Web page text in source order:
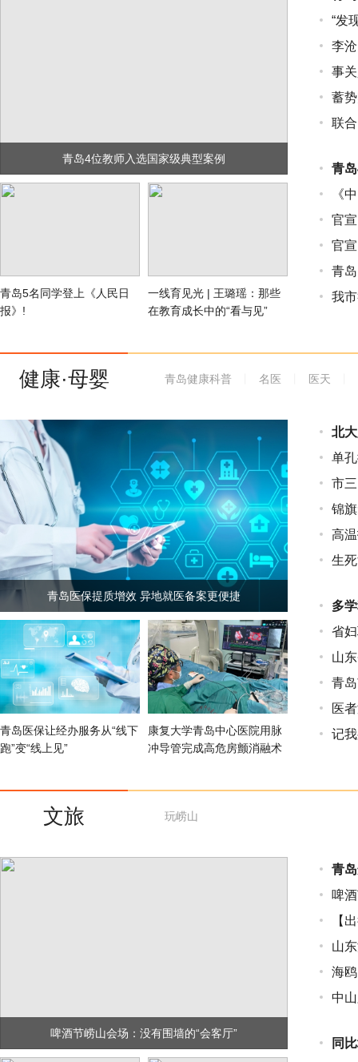
青岛4位教师入选国家级典型案例
青岛5名同学登上《人民日
报》!
一线育见光 | 王璐瑶：那些
在教育成长中的“看与见”
“发现·
李
事
蓄势
联
青
《
官
官
青
我
健康·母婴 青岛健康科普 名医 医天
青岛医保提质增效 异地就医备案更便捷
青岛医保让经办服务从“线下
跑”变“线上见”
康复大学青岛中心医院用脉
冲导管完成高危房颤消融术
北
单
市
锦
高
生
多
省
山
青
医
记
文旅 玩崂山
啤酒节崂山会场：没有围墙的“会客厅”
青岛
啤
【
山
海
中
同